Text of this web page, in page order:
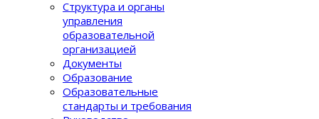
Структура и органы
управления
образовательной
организацией
Документы
Образование
Образовательные
стандарты и требования